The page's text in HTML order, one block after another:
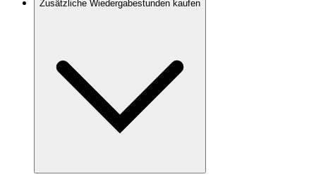
Zusätzliche Wiedergabestunden kaufen